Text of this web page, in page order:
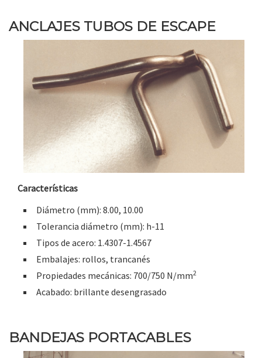
ANCLAJES TUBOS DE ESCAPE
Características
Diámetro (mm): 8.00, 10.00
Tolerancia diámetro (mm): h-11
Tipos de acero: 1.4307-1.4567
Embalajes: rollos, trancanés
Propiedades mecánicas: 700/750 N/mm2
Acabado: brillante desengrasado
BANDEJAS PORTACABLES